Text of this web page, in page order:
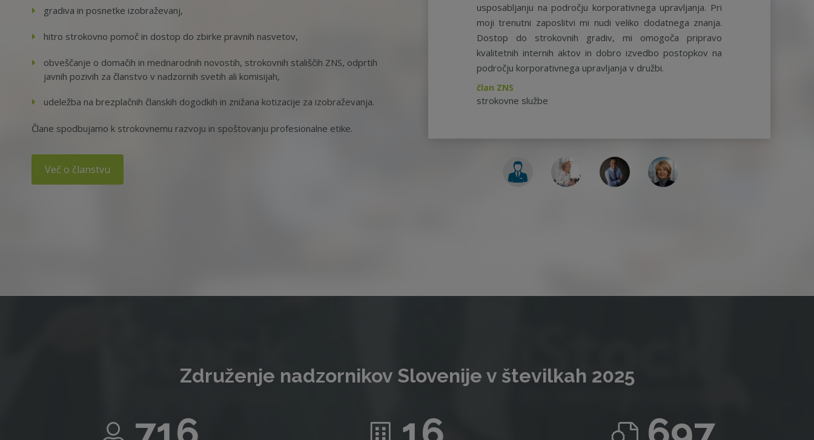
gradiva in posnetke izobraževanj,
hitro strokovno pomoč in dostop do zbirke pravnih nasvetov,
obveščanje o domačih in mednarodnih novostih, strokovnih stališčih ZNS, odprtih
javnih pozivih za članstvo v nadzornih svetih ali komisijah,
udeležba na brezplačnih članskih dogodkih in znižana kotizacije za izobraževanja.
Člane spodbujamo k strokovnemu razvoju in spoštovanju profesionalne etike.
Več o članstvu
usposabljanju na področju korporativnega upravljanja. Pri
moji trenutni zaposlitvi mi nudi veliko dodatnega znanja.
Dostop do strokovnih gradiv, mi omogoča pripravo
kvalitetnih internih aktov in dobro izvedbo postopkov na
področju korporativnega upravljanja v družbi.
član ZNS
strokovne službe
Združenje nadzornikov Slovenije v številkah 2025